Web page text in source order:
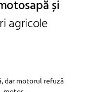
și
agricole
dar motorul refuză